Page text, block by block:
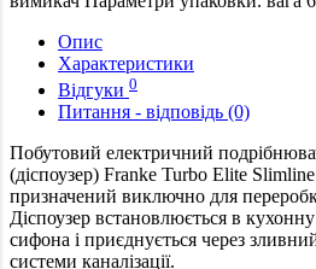
Опис
Характеристики
Відгуки 0
Питання - відповідь (0)
Побутовий електричний
(діспоузер) Franke Turbo Elite
призначений виключно для
Діспоузер встановлюється в
сифона і приєднується через
системи каналізації.